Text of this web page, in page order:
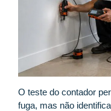
O teste do contador
fuga, mas não